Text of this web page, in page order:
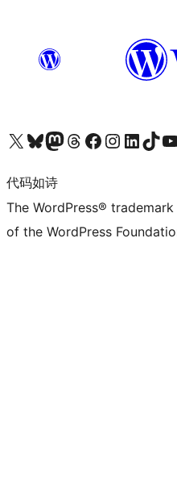
关注我们的 X（原 Twitter）账号访问我们的 Bluesky 账号关注我们的 Mastodon 账号访问我们的 Threads 账号 访问我们的 Facebook 公共主页关注我们的 Instagram 账号 关注我们的 LinkedIn 主页访问我们的 TikTok 账号访问我们的
代码如诗
The WordPress®
of the WordPress